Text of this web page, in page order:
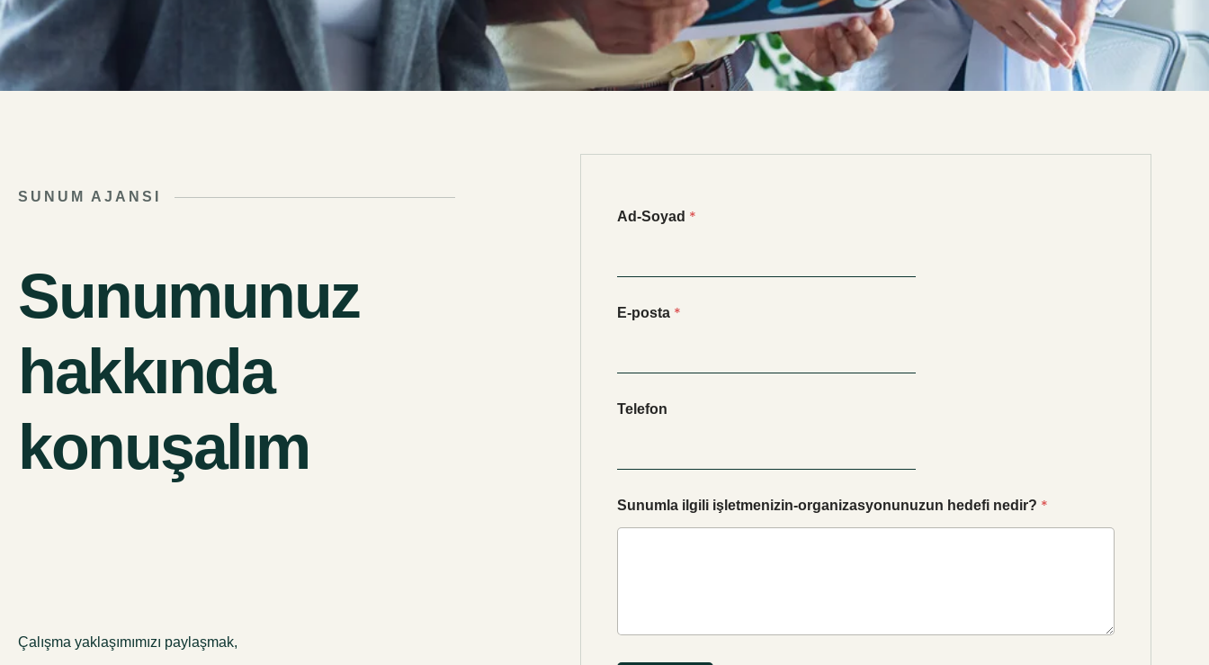
SUNUM AJANSI
Sunumunuz
hakkında
konuşalım
Çalışma yaklaşımımızı paylaşmak,
Ad-Soyad *
E-posta *
Telefon
Sunumla ilgili işletmenizin-organizasyonunuzun hedefi nedir? *